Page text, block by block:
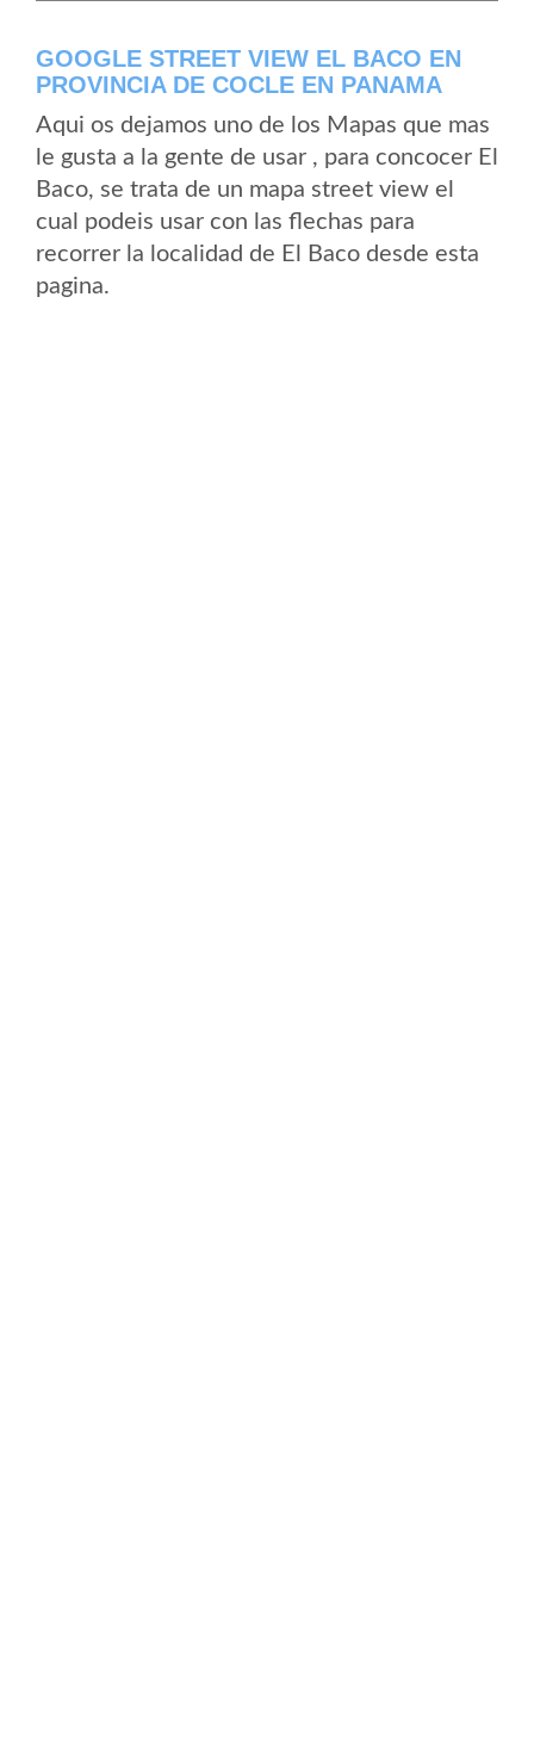
GOOGLE STREET VIEW EL BACO EN
PROVINCIA DE COCLE EN PANAMA
Aqui os dejamos uno de los Mapas que mas
le gusta a la gente de usar , para concocer El
Baco, se trata de un mapa street view el
cual podeis usar con las flechas para
recorrer la localidad de El Baco desde esta
pagina.